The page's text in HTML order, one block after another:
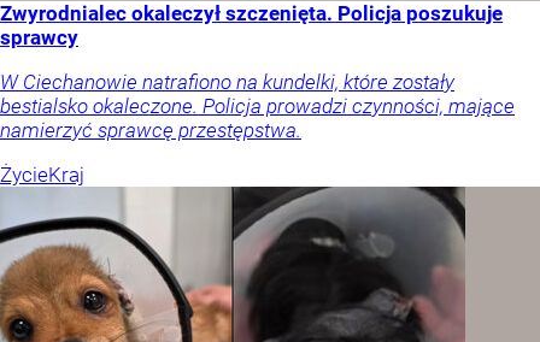
Zwyrodnialec okaleczył szczenięta. Policja poszukuje
sprawcy
W Ciechanowie natrafiono na kundelki, które zostały
bestialsko okaleczone. Policja prowadzi czynności, mające
namierzyć sprawcę przestępstwa.
ŻycieKraj